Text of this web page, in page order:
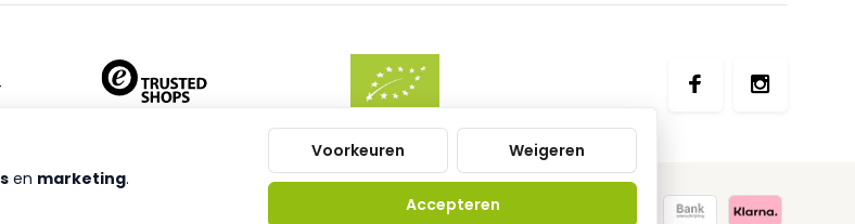
en marketing.
Voorkeuren Weigeren
Accepteren